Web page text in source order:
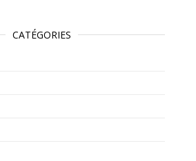
CATÉGORIES